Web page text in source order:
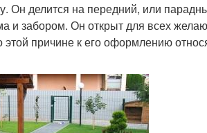
Он делится на передний, или
и забором. Он открыт для всех
этой причине к его оформлению